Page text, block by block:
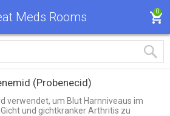
Meds Rooms 0
(Probenecid)
verwendet, um Blut Harnniveaus im
und gichtkranker Arthritis zu